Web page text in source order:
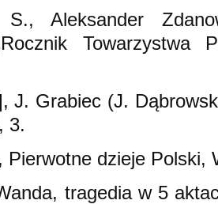
S., Aleksander
Towarzystwa
J. Grabiec (J.
3.
Pierwotne dzieje Polski,
tragedia w 5